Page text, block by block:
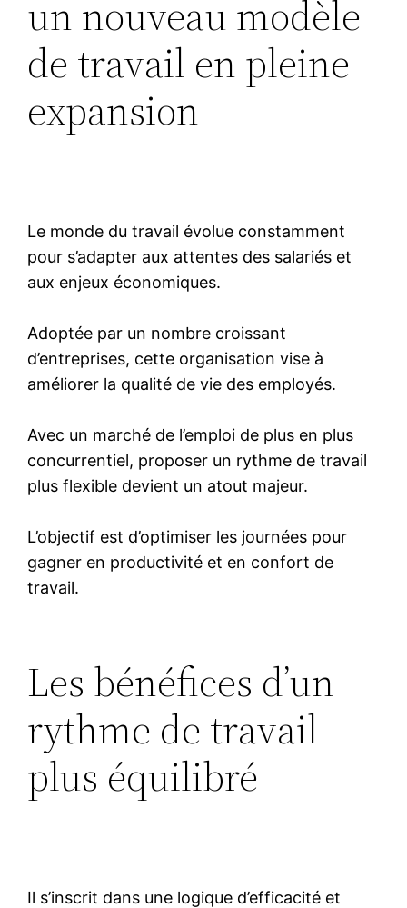
un nouveau modèle
de travail en pleine
expansion
Le monde du travail évolue constamment
pour s’adapter aux attentes des salariés et
aux enjeux économiques.
Adoptée par un nombre croissant
d’entreprises, cette organisation vise à
améliorer la qualité de vie des employés.
Avec un marché de l’emploi de plus en plus
concurrentiel, proposer un rythme de travail
plus flexible devient un atout majeur.
L’objectif est d’optimiser les journées pour
gagner en productivité et en confort de
travail.
Les bénéfices d’un
rythme de travail
plus équilibré
Il s’inscrit dans une logique d’efficacité et